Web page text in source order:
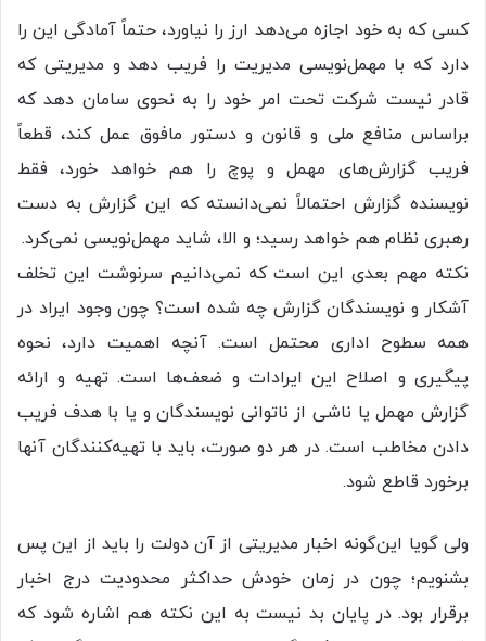
کسی که به خود اجازه می‌دهد ارز را نیاورد، حتماً آمادگی این را
دارد که با مهمل‌نویسی مدیریت را فریب دهد و مدیریتی که
قادر نیست شرکت تحت امر خود را به نحوی سامان دهد که
براساس منافع ملی و قانون و دستور مافوق عمل کند، قطعاً
فریب گزارش‌های مهمل و پوچ را هم خواهد خورد، فقط
نویسنده گزارش احتمالاً نمی‌دانسته که این گزارش به دست
رهبری نظام هم خواهد رسید؛ و الا، شاید مهمل‌نویسی نمی‌کرد.
نکته مهم بعدی این است که نمی‌دانیم سرنوشت این تخلف
آشکار و نویسندگان گزارش چه شده است؟ چون وجود ایراد در
همه سطوح اداری محتمل است. آنچه اهمیت دارد، نحوه
پیگیری و اصلاح این ایرادات و ضعف‌ها است. تهیه و ارائه
گزارش مهمل یا ناشی از ناتوانی نویسندگان و یا با هدف فریب
دادن مخاطب است. در هر دو صورت، باید با تهیه‌کنندگان آنها
برخورد قاطع شود.
ولی گویا این‌گونه اخبار مدیریتی از آن دولت را باید از این پس
بشنویم؛ چون در زمان خودش حداکثر محدودیت درج اخبار
برقرار بود. در پایان بد نیست به این نکته هم اشاره شود که